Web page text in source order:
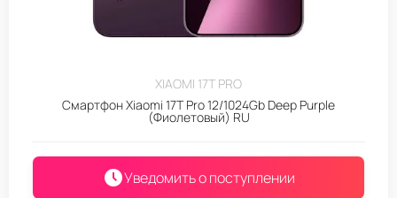
XIAOMI 17T PRO
Смартфон Xiaomi 17T Pro 12/1024Gb Deep Purple
(Фиолетовый) RU
Уведомить о поступлении